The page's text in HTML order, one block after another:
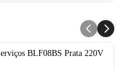
BLF08BS Prata 220V